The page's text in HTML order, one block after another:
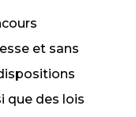
et sans
que des lois